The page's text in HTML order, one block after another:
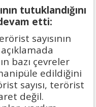
tutuklandığını
etti:
sayısının
bazı çevreler
edildiğini
sayısı, terörist
değil.